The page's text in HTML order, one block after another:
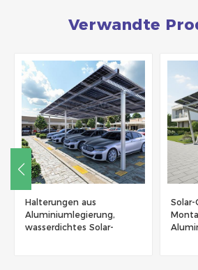
Verwandte
Halterungen aus
Aluminiumlegierung,
wasserdichtes Solar-
Solar-